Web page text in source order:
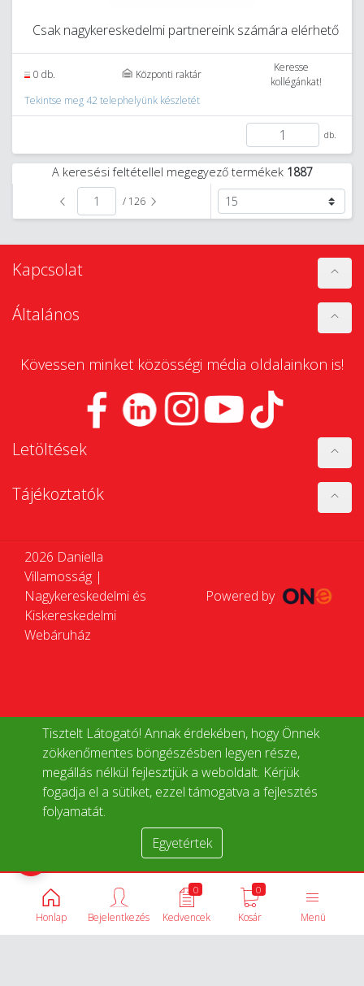
Tisztelt Látogató! Annak érdekében, hogy Önnek
zökkenőmentes böngészésben legyen része,
megállás nélkül fejlesztjük a weboldalt. Kérjük
fogadja el a sütiket, ezzel támogatva a fejlesztés
folyamatát.
Egyetértek
Csak nagykereskedelmi partnereink számára elérhető
0 db. Központi raktár
Keresse
kollégánkat!
Tekintse meg 42 telephelyünk készletét
db.
A keresési feltétellel megegyező termékek 1887
/ 126
Kapcsolat
Általános
Kövessen minket közösségi média oldalainkon is!
Letöltések
Tájékoztatók
2026 Daniella
Villamosság |
Nagykereskedelmi és
Kiskereskedelmi
Webáruház
Powered by
Honlap Menü
0
Kosár
0
Kedvencek
Bejelentkezés
Termékek összehasonlítása